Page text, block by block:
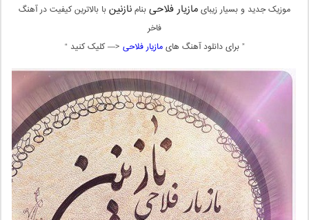
موزیک جدید و بسیار زیبایمازیار فلاحیبنامنازنینبا بالاترین کیفیت در آهنگ
فاخر
” برای دانلود آهنگ هایمازیار فلاحی <— کلیک کنید “